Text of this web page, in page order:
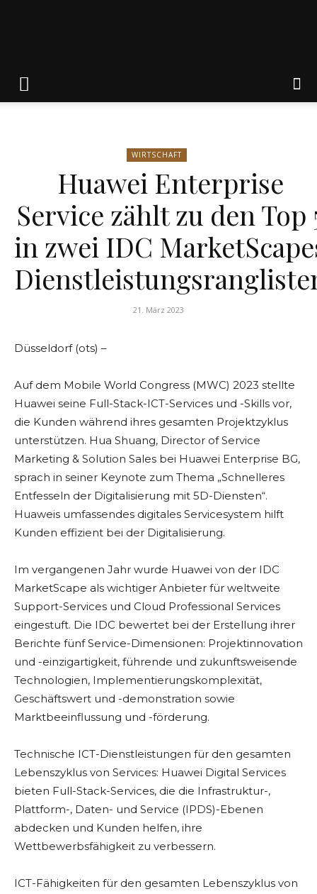
Weik
WIRTSCHAFT
Huawei Enterprise
Service zählt zu den Top
in zwei IDC
21. März 2023
Düsseldorf (ots) –
Auf dem Mobile World Congress (MWC) 2023 stellte
Huawei seine Full-Stack-ICT-Services und -Skills vor,
die Kunden während ihres gesamten Projektzyklus
unterstützen. Hua Shuang, Director of Service
Marketing & Solution Sales bei Huawei Enterprise BG,
sprach in seiner Keynote zum Thema „Schnelleres
Entfesseln der Digitalisierung mit 5D-Diensten“.
Huaweis umfassendes digitales Servicesystem hilft
Kunden effizient bei der Digitalisierung.
Im vergangenen Jahr wurde Huawei von der IDC
MarketScape als wichtiger Anbieter für weltweite
Support-Services und Cloud Professional Services
eingestuft. Die IDC bewertet bei der Erstellung ihrer
Berichte fünf Service-Dimensionen: Projektinnovation
und -einzigartigkeit, führende und zukunftsweisende
Technologien, Implementierungskomplexität,
Geschäftswert und -demonstration sowie
Marktbeeinflussung und -förderung.
Technische ICT-Dienstleistungen für den gesamten
Lebenszyklus von Services: Huawei Digital Services
bieten Full-Stack-Services, die die Infrastruktur-,
Plattform-, Daten- und Service (IPDS)-Ebenen
abdecken und Kunden helfen, ihre
Wettbewerbsfähigkeit zu verbessern.
ICT-Fähigkeiten für den gesamten Lebenszyklus von